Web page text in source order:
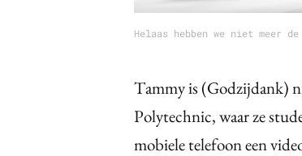
Helaas hebben we niet meer
Tammy is (Godzijdank)
Polytechnic, waar ze
mobiele telefoon een